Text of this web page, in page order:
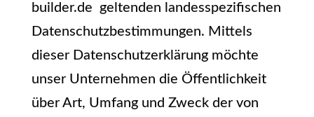
builder.de geltenden landesspezifischen
Datenschutzbestimmungen. Mittels
dieser Datenschutzerklärung möchte
unser Unternehmen die Öffentlichkeit
über Art, Umfang und Zweck der von